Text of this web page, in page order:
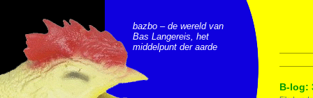
bazbo – de wereld van
Bas Langereis, het
middelpunt der aarde
B-log: